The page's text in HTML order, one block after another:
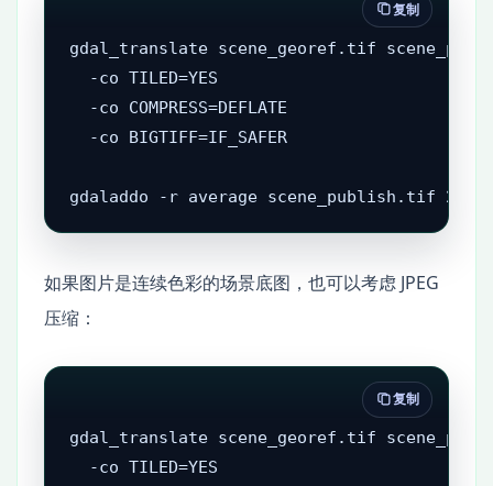
gdal_translate scene_georef.tif
  -co TILED=YES
  -co COMPRESS=DEFLATE
  -co BIGTIFF=IF_SAFER
gdaladdo -r average scene_publish.tif 2 4
复制
如果图片是连续色彩的场景底图，也可以考虑 JPEG
压缩：
gdal_translate scene_georef.tif
  -co TILED=YES
复制